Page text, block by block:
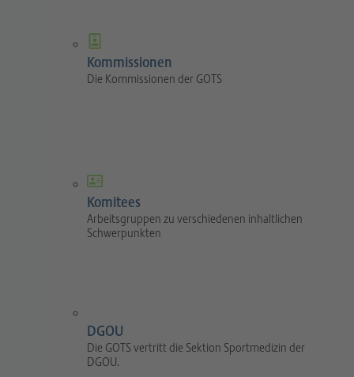
Kommissionen
Die Kommissionen der GOTS
Komitees
Arbeitsgruppen zu verschiedenen inhaltlichen
Schwerpunkten
DGOU
Die GOTS vertritt die Sektion Sportmedizin der
DGOU.